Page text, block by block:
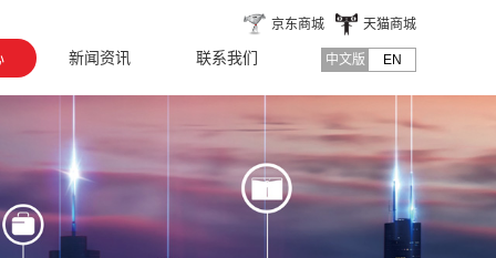
中文版 EN
天猫商城
京东商城
新闻资讯 联系我们